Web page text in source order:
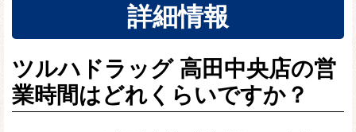
詳細情報
ツルハドラッグ 高田中央店の営
業時間はどれくらいですか？